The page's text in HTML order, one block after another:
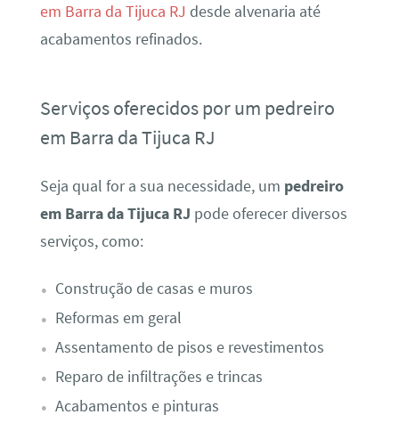
em Barra da Tijuca RJ desde alvenaria até
acabamentos refinados.
Serviços oferecidos por um pedreiro
em Barra da Tijuca RJ
Seja qual for a sua necessidade, um pedreiro
em Barra da Tijuca RJ pode oferecer diversos
serviços, como:
Construção de casas e muros
Reformas em geral
Assentamento de pisos e revestimentos
Reparo de infiltrações e trincas
Acabamentos e pinturas